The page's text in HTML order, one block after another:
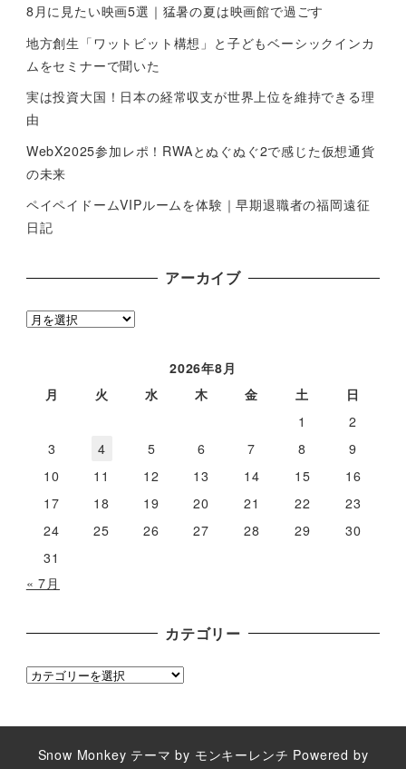
8月に見たい映画5選｜猛暑の夏は映画館で過ごす
地方創生「ワットビット構想」と子どもベーシックインカ
ムをセミナーで聞いた
実は投資大国！日本の経常収支が世界上位を維持できる理
由
WebX2025参加レポ！RWAとぬぐぬぐ2で感じた仮想通貨
の未来
ペイペイドームVIPルームを体験｜早期退職者の福岡遠征
日記
アーカイブ
ア
2026年8月
月
火 水 木 金 土
日
1
2
3
4 5 6 7 8
9
10
11 12 13 14 15
16
17
18 19 20 21 22
23
24
25 26 27 28 29
30
31
« 7月
カテゴリー
カ
Snow Monkey テーマ by モンキーレンチ Powered by